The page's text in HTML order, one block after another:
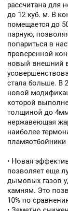
рассчитана для
до 12 куб. м. В
помещается до
парную,
попариться в
проверенной
новый внешний
стала больше. В
новой
которой
толщиной до
нержавеющая
наиболее
• Новая
позволяет еще
дымовых газов
камням. Это
10% по